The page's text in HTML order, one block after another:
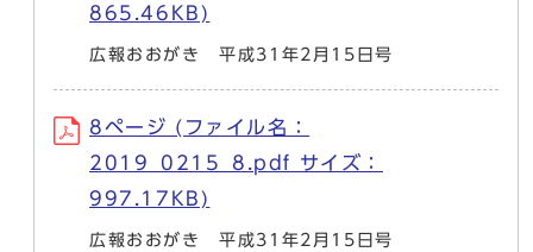
865.46KB)
広報おおがき 平成31年2月15日号
8ページ (ファイル名：
2019_0215_8.pdf サイズ：
997.17KB)
広報おおがき 平成31年2月15日号